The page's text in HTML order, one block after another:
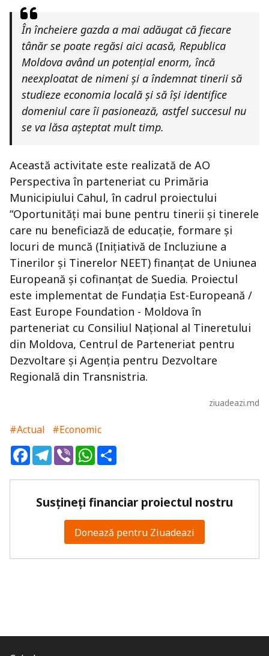
În încheiere gazda a mai adăugat că fiecare
tânăr se poate regăsi aici acasă, Republica
Moldova având un potențial enorm, încă
neexploatat de nimeni și a îndemnat tinerii să
studieze economia locală și să își identifice
domeniul care îi pasionează, astfel succesul nu
se va lăsa așteptat mult timp.
Această activitate este realizată de AO
Perspectiva în parteneriat cu Primăria
Municipiului Cahul, în cadrul proiectului
“Oportunități mai bune pentru tinerii și tinerele
care nu beneficiază de educație, formare și
locuri de muncă (Inițiativă de Incluziune a
Tinerilor și Tinerelor NEET) finanțat de Uniunea
Europeană și cofinanțat de Suedia. Proiectul
este implementat de Fundația Est-Europeană /
East Europe Foundation - Moldova în
parteneriat cu Consiliul Naţional al Tineretului
din Moldova, Centrul de Parteneriat pentru
Dezvoltare și Agenția pentru Dezvoltare
Regională din Transnistria.
ziuadeazi.md
#Actual
#Economic
FacebookTelegram
ViberWhatsApp
Susțineți financiar proiectul nostru
Donează pentru Ziuadeazi